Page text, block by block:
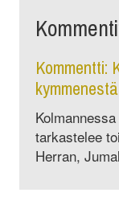
Kommentti:
tarkastelee
Herran,